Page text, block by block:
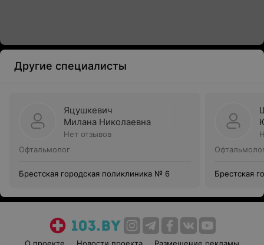
Другие специалисты
Яцушкевич
Милана Николаевна
Нет отзывов
Офтальмолог
Брестская городская поликлиника № 6 Брестская